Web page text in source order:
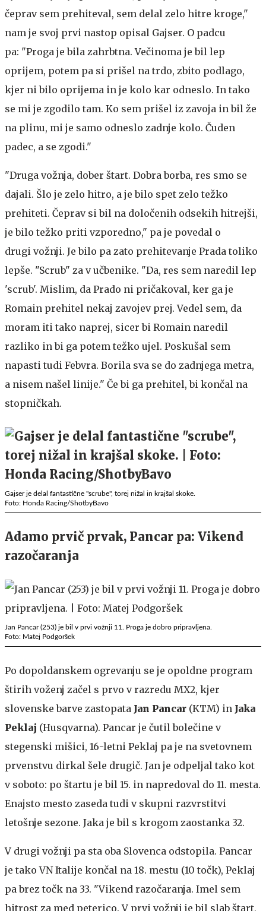
čeprav sem prehiteval, sem delal zelo hitre kroge,"
nam je svoj prvi nastop opisal Gajser. O padcu
pa: "Proga je bila zahrbtna. Večinoma je bil lep
oprijem, potem pa si prišel na trdo, zbito podlago,
kjer ni bilo oprijema in je kolo kar odneslo. In tako
se mi je zgodilo tam. Ko sem prišel iz zavoja in bil že
na plinu, mi je samo odneslo zadnje kolo. Čuden
padec, a se zgodi."
"Druga vožnja, dober štart. Dobra borba, res smo se
dajali. Šlo je zelo hitro, a je bilo spet zelo težko
prehiteti. Čeprav si bil na določenih odsekih hitrejši,
je bilo težko priti vzporedno," pa je povedal o
drugi vožnji. Je bilo pa zato prehitevanje Prada toliko
lepše. "Scrub" za v učbenike. "Da, res sem naredil lep
'scrub'. Mislim, da Prado ni pričakoval, ker ga je
Romain prehitel nekaj zavojev prej. Vedel sem, da
moram iti tako naprej, sicer bi Romain naredil
razliko in bi ga potem težko ujel. Poskušal sem
napasti tudi Febvra. Borila sva se do zadnjega metra,
a nisem našel linije." Če bi ga prehitel, bi končal na
stopničkah.
Gajser je delal fantastične "scrube", torej nižal in krajšal skoke.
Foto: Honda Racing/ShotbyBavo
Adamo prvič prvak, Pancar pa: Vikend
razočaranja
Jan Pancar (253) je bil v prvi vožnji 11. Proga je dobro pripravljena.
Foto: Matej Podgoršek
Po dopoldanskem ogrevanju se je opoldne program
štirih voženj začel s prvo v razredu MX2, kjer
slovenske barve zastopata Jan Pancar (KTM) in Jaka
Peklaj (Husqvarna). Pancar je čutil bolečine v
stegenski mišici, 16-letni Peklaj pa je na svetovnem
prvenstvu dirkal šele drugič. Jan je odpeljal tako kot
v soboto: po štartu je bil 15. in napredoval do 11. mesta.
Enajsto mesto zaseda tudi v skupni razvrstitvi
letošnje sezone. Jaka je bil s krogom zaostanka 32.
V drugi vožnji pa sta oba Slovenca odstopila. Pancar
je tako VN Italije končal na 18. mestu (10 točk), Peklaj
pa brez točk na 33. "Vikend razočaranja. Imel sem
hitrost za med peterico. V prvi vožnji je bil slab štart,